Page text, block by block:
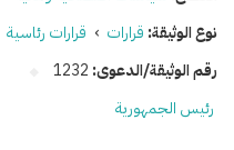
نوع الوثيقة: قرارات › قرارات رئاسية
رقم الوثيقة/الدعوى: 1232
رئيس الجمهورية